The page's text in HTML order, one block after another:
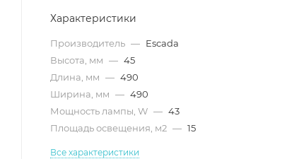
Характеристики
Производитель — Escada
Высота, мм — 45
Длина, мм — 490
Ширина, мм — 490
Мощность лампы, W — 43
Площадь освещения, м2 — 15
Все характеристики